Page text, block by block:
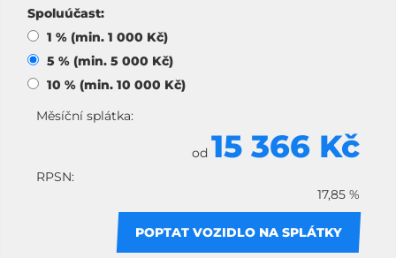
Spoluúčast:
1 % (min. 1 000 Kč)
5 % (min. 5 000 Kč)
10 % (min. 10 000 Kč)
Měsíční splátka:
od 15 366 Kč
RPSN:
17,85 %
POPTAT VOZIDLO NA SPLÁTKY